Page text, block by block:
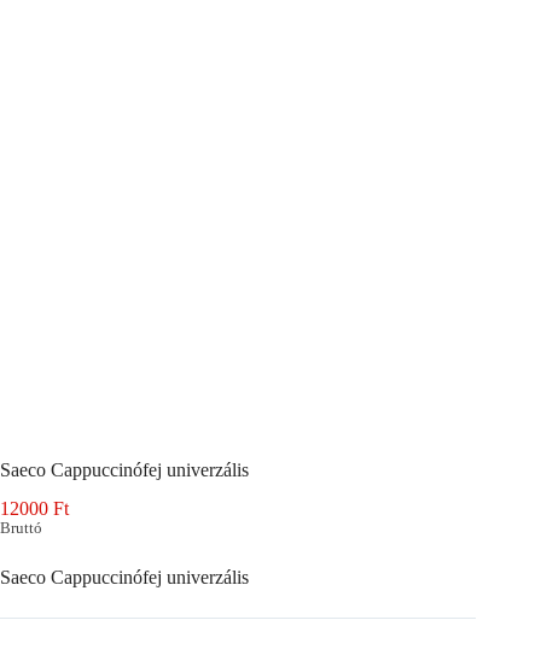
Saeco Cappuccinófej univerzális
12000 Ft
Bruttó
Saeco Cappuccinófej univerzális